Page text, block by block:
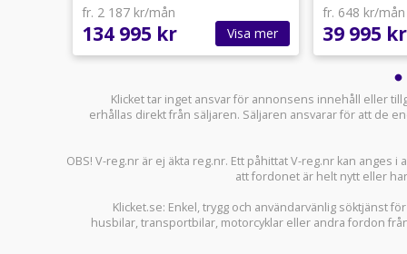
fr. 2 187 kr/mån
134 995 kr Visa mer
fr. 648 kr/mån
39 995 kr
Klicket tar inget ansvar för annonsens innehåll eller
erhållas direkt från säljaren. Säljaren ansvarar för att de
OBS! V-reg.nr är ej äkta reg.nr. Ett påhittat V-reg.nr kan
att fordonet är helt nytt eller
Klicket.se: Enkel, trygg och användarvänlig söktjänst
husbilar,transportbilar, motorcyklar eller andra fordon